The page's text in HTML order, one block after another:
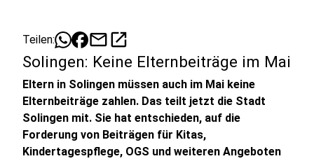
Teilen: mailopen_in_new
Solingen: Keine Elternbeiträge im Mai
Eltern in Solingen müssen auch im Mai keine
Elternbeiträge zahlen. Das teilt jetzt die Stadt
Solingen mit. Sie hat entschieden, auf die
Forderung von Beiträgen für Kitas,
Kindertagespflege, OGS und weiteren Angeboten